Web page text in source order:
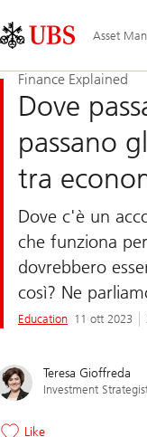
Links
Area
Asset
Finance Explained
Dove
passano
tra
Dove c'è un
che funziona
dovrebbero
così? Ne
Education 11 ott 2023
Teresa Gioffreda
Investment
Like